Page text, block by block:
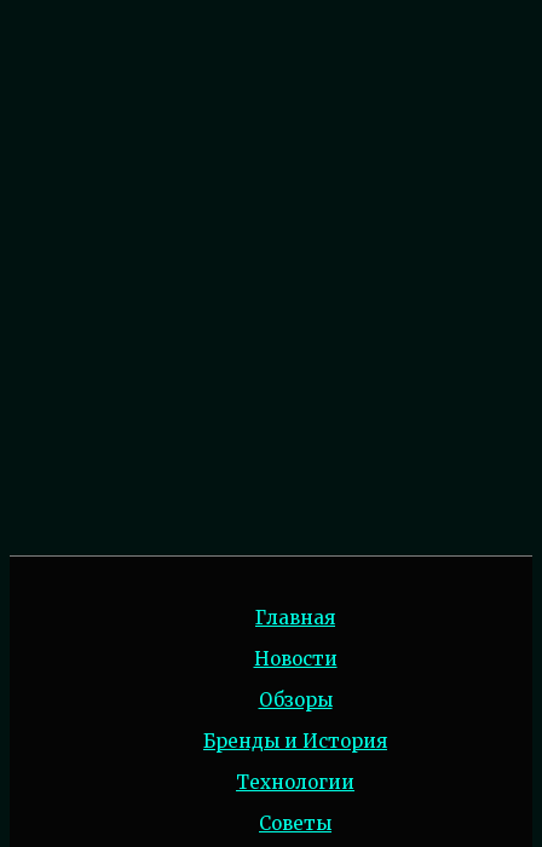
Главная
Новости
Обзоры
Бренды и История
Технологии
Советы